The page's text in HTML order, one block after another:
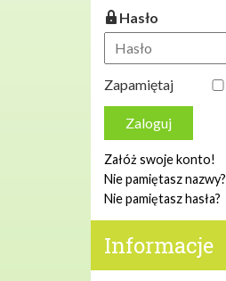
Hasło
Zapamiętaj
Zaloguj
Załóż swoje konto!
Nie pamiętasz nazwy?
Nie pamiętasz hasła?
Informacje